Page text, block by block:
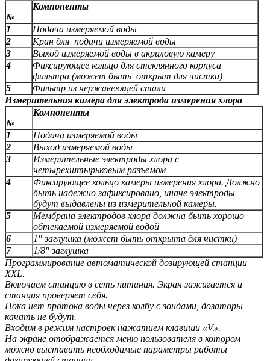
№
Компоненты
1
Подача измеряемой воды
2
Кран для подачи измеряемой воды
3
Выход измеряемой воды в акриловую камеру
4
Фиксирующее кольцо для стеклянного корпуса
фильтра (может быть открыт для чистки)
5
Фильтр из нержавеющей стали
Измерительная камера для электрода измерения хлора
№
Компоненты
1
Подача измеряемой воды
2
Выход измеряемой воды
3
Измерительные электроды хлора с
четырехштырьковым разъемом
4
Фиксирующее кольцо камеры измерения хлора. Должно
быть надежно зафиксировано, иначе электроды
будут выдавлены из измерительной камеры.
5
Мембрана электродов хлора должна быть хорошо
обтекаемой измеряемой водой
6
1" заглушка (может быть открыта для чистки)
7
1/8" заглушка
Программирование автоматической дозирующей станции
XXL.
Включаем станцию в сеть питания. Экран зажигается и
станция проверяет себя.
Пока нет протока воды через колбу с зондами, дозаторы
качать не будут.
Входим в режим настроек нажатием клавиши «V».
На экране отображается меню пользователя в котором
можно выставить необходимые параметры работы